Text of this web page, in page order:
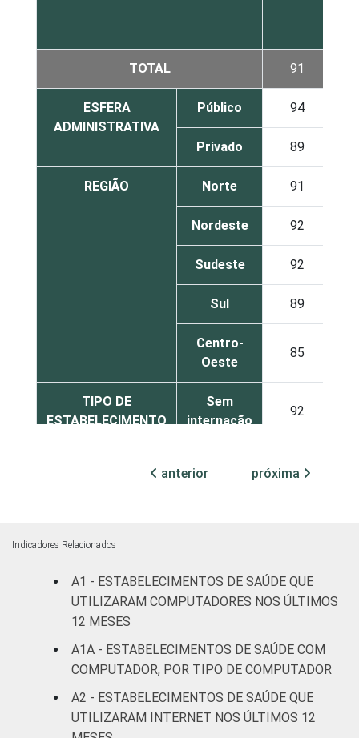
TOTAL 91
ESFERA
ADMINISTRATIVA
Público 94
Privado 89
REGIÃO Norte 91
Nordeste 92
Sudeste 92
Sul 89
Centro-
Oeste
85
TIPO DE
ESTABELECIMENTO
Sem
internação
92
internação
internação
(mais de
93
Serviço de
apoio à
diagnose e
terapia
anterior próxima
Indicadores Relacionados
A1 - ESTABELECIMENTOS DE SAÚDE QUE
UTILIZARAM COMPUTADORES NOS ÚLTIMOS
12 MESES
A1A - ESTABELECIMENTOS DE SAÚDE COM
COMPUTADOR, POR TIPO DE COMPUTADOR
A2 - ESTABELECIMENTOS DE SAÚDE QUE
UTILIZARAM INTERNET NOS ÚLTIMOS 12